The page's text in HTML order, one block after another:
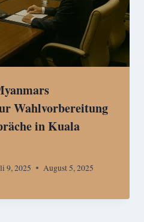
Wahlvorbereitung
in Kuala
9, 2025 August 5, 2025